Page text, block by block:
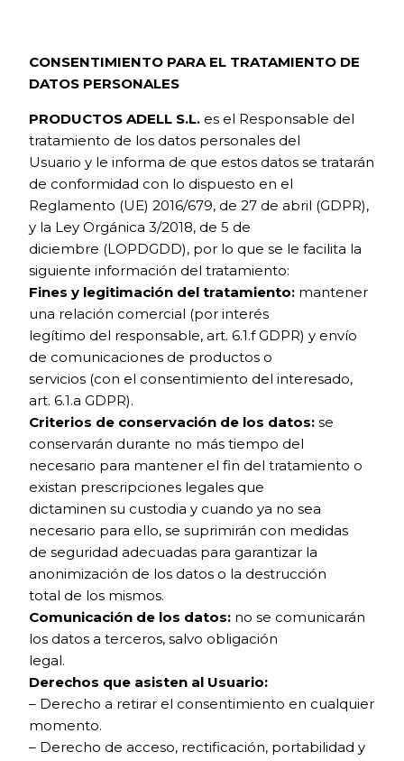
CONSENTIMIENTO PARA EL TRATAMIENTO DE
DATOS PERSONALES
PRODUCTOS ADELL S.L. es el Responsable del
tratamiento de los datos personales del
Usuario y le informa de que estos datos se tratarán
de conformidad con lo dispuesto en el
Reglamento (UE) 2016/679, de 27 de abril (GDPR),
y la Ley Orgánica 3/2018, de 5 de
diciembre (LOPDGDD), por lo que se le facilita la
siguiente información del tratamiento:
Fines y legitimación del tratamiento: mantener
una relación comercial (por interés
legítimo del responsable, art. 6.1.f GDPR) y envío
de comunicaciones de productos o
servicios (con el consentimiento del interesado,
art. 6.1.a GDPR).
Criterios de conservación de los datos: se
conservarán durante no más tiempo del
necesario para mantener el fin del tratamiento o
existan prescripciones legales que
dictaminen su custodia y cuando ya no sea
necesario para ello, se suprimirán con medidas
de seguridad adecuadas para garantizar la
anonimización de los datos o la destrucción
total de los mismos.
Comunicación de los datos: no se comunicarán
los datos a terceros, salvo obligación
legal.
Derechos que asisten al Usuario:
– Derecho a retirar el consentimiento en cualquier
momento.
– Derecho de acceso, rectificación, portabilidad y